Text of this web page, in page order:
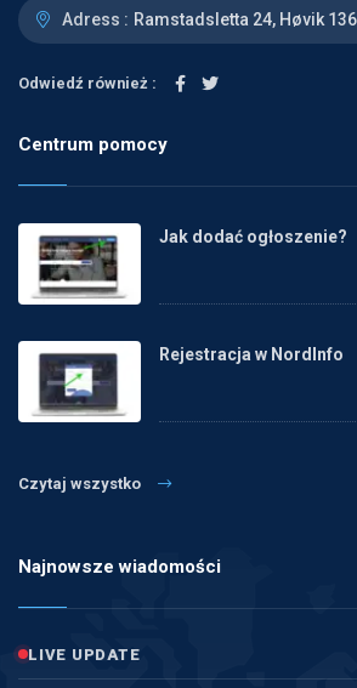
Adress : Ramstadsletta 24, Høvik
Odwiedź również :
Centrum pomocy
Jak dodać ogłoszenie?
Rejestracja w NordInfo
Czytaj wszystko
Najnowsze wiadomości
LIVE UPDATE